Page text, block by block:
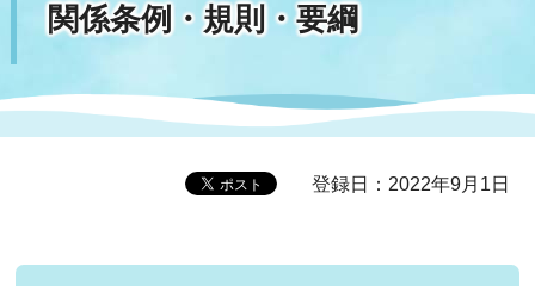
関係条例・規則・要綱
登録日：2022年9月1日